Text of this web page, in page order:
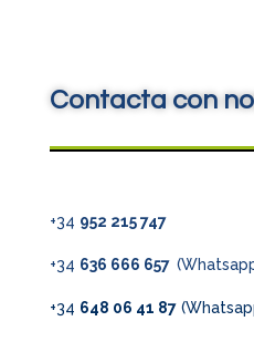
Contacta con
+34 952 215 747
+34 636 666 657
+34 648 06 41 87